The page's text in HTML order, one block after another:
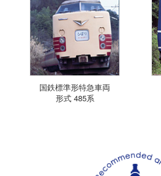
国鉄標準形特急車両
形式 485系